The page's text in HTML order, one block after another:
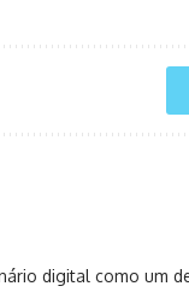
digital como um